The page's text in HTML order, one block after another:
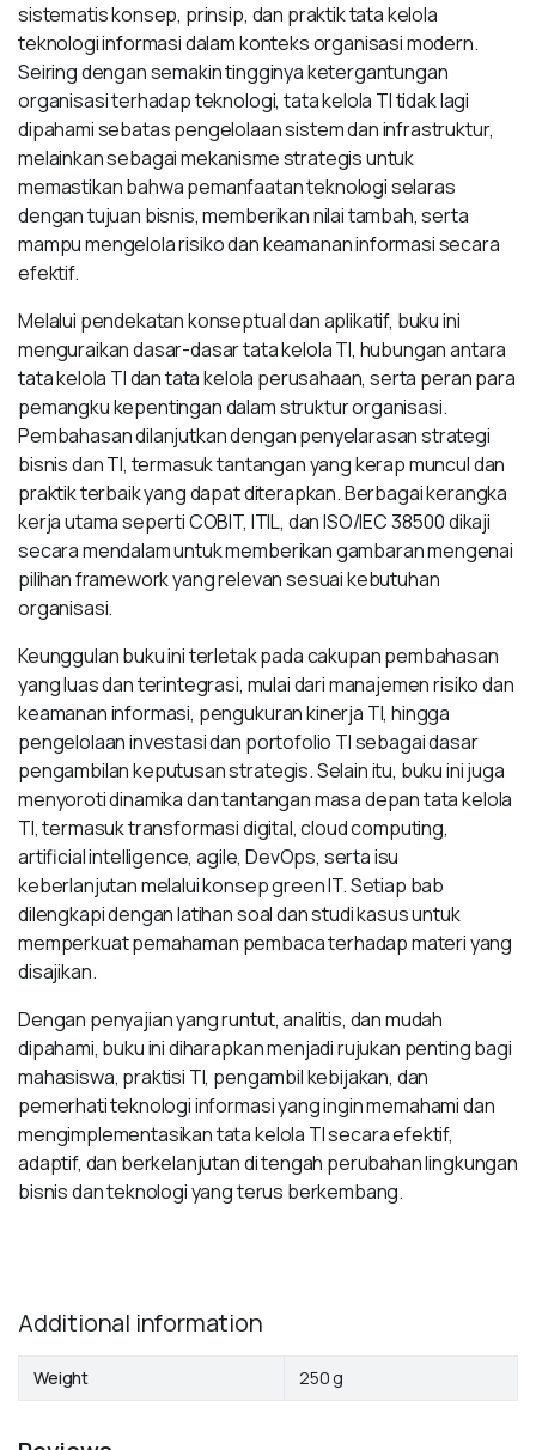
sistematis konsep, prinsip, dan praktik tata kelola
teknologi informasi dalam konteks organisasi modern.
Seiring dengan semakin tingginya ketergantungan
organisasi terhadap teknologi, tata kelola TI tidak lagi
dipahami sebatas pengelolaan sistem dan infrastruktur,
melainkan sebagai mekanisme strategis untuk
memastikan bahwa pemanfaatan teknologi selaras
dengan tujuan bisnis, memberikan nilai tambah, serta
mampu mengelola risiko dan keamanan informasi secara
efektif.
Melalui pendekatan konseptual dan aplikatif, buku ini
menguraikan dasar-dasar tata kelola TI, hubungan antara
tata kelola TI dan tata kelola perusahaan, serta peran para
pemangku kepentingan dalam struktur organisasi.
Pembahasan dilanjutkan dengan penyelarasan strategi
bisnis dan TI, termasuk tantangan yang kerap muncul dan
praktik terbaik yang dapat diterapkan. Berbagai kerangka
kerja utama seperti COBIT, ITIL, dan ISO/IEC 38500 dikaji
secara mendalam untuk memberikan gambaran mengenai
pilihan framework yang relevan sesuai kebutuhan
organisasi.
Keunggulan buku ini terletak pada cakupan pembahasan
yang luas dan terintegrasi, mulai dari manajemen risiko dan
keamanan informasi, pengukuran kinerja TI, hingga
pengelolaan investasi dan portofolio TI sebagai dasar
pengambilan keputusan strategis. Selain itu, buku ini juga
menyoroti dinamika dan tantangan masa depan tata kelola
TI, termasuk transformasi digital, cloud computing,
artificial intelligence, agile, DevOps, serta isu
keberlanjutan melalui konsep green IT. Setiap bab
dilengkapi dengan latihan soal dan studi kasus untuk
memperkuat pemahaman pembaca terhadap materi yang
disajikan.
Dengan penyajian yang runtut, analitis, dan mudah
dipahami, buku ini diharapkan menjadi rujukan penting bagi
mahasiswa, praktisi TI, pengambil kebijakan, dan
pemerhati teknologi informasi yang ingin memahami dan
mengimplementasikan tata kelola TI secara efektif,
adaptif, dan berkelanjutan di tengah perubahan lingkungan
bisnis dan teknologi yang terus berkembang.
Additional information
Weight 250 g